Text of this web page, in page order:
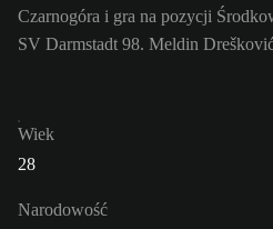
Czarnogóra i gra na pozycji
SV Darmstadt 98. Meldin
Wiek
28
Narodowość